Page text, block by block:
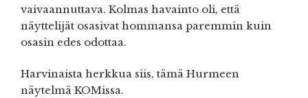
vaivaannuttava. Kolmas havainto oli, että
näyttelijät osasivat hommansa paremmin kuin
osasin edes odottaa.
Harvinaista herkkua siis, tämä Hurmeen
näytelmä KOMissa.